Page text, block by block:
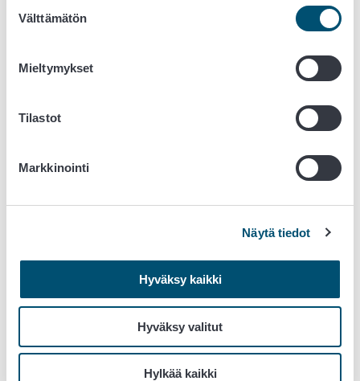
valinta
Välttämätön
Mieltymykset
Tilastot
Markkinointi
Näytä tiedot
Hyväksy kaikki
Hyväksy valitut
Hylkää kaikki
Luumun rokkoviruksen aiheuttamia rengasmaisia laikkuja
Biologia ja leviäminen